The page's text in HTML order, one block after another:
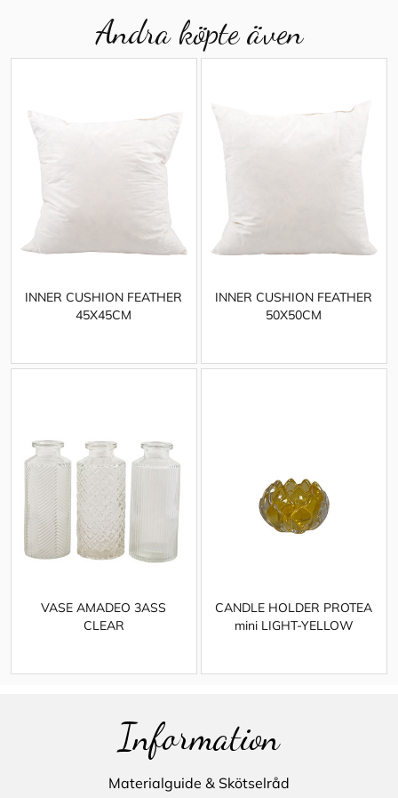
Andra köpte även
INNER CUSHION FEATHER
45X45CM
INNER CUSHION FEATHER
50X50CM
VASE AMADEO 3ASS
CLEAR
CANDLE HOLDER PROTEA
mini LIGHT-YELLOW
Information
Materialguide & Skötselråd